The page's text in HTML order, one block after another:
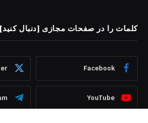
کلمات را در صفحات مجازی [دنبال کنید]
Facebook
YouTube